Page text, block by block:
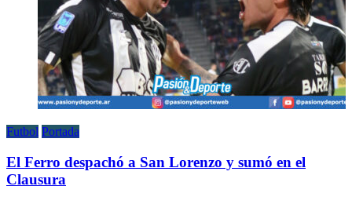
Futbol Portada
El Ferro despachó a San Lorenzo y sumó en el
Clausura